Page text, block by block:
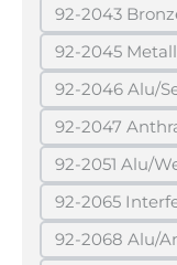
92-2043
(Diese
92-2045
92-2046 Alu/
92-2047
(Diese
92-2051 Alu/
(Diese
92-2065
92-2068 Alu/